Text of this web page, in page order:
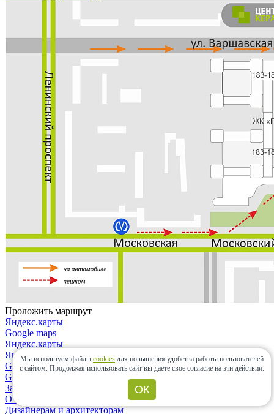
Проложить маршрут
Яндекс.карты
Google maps
Яндекс.карты
Яндекс.навигатор
Google maps
Google maps
Закрыть
О компании
Дизайнерам и архитекторам
Мы используем файлы cookies для повышения удобства работы пользователей
с сайтом. Продолжая использовать сайт вы даете свое согласие на эти действия.
ОК